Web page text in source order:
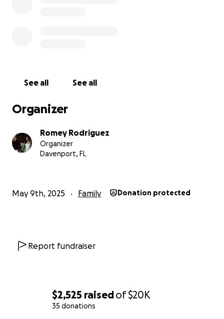
$2,525 raisedof$20K
35 donations
See all See all
Organizer
Romey Rodriguez
Organizer
Davenport, FL
May 9th, 2025 Family Donation protected
Report fundraiser